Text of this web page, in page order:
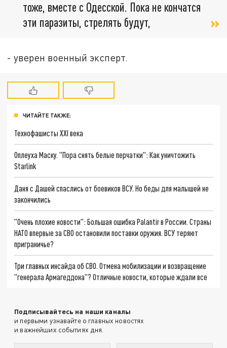
тоже, вместе с Одесской. Пока не кончатся
эти паразиты, стрелять будут,
- уверен военный эксперт.
ЧИТАЙТЕ ТАКЖЕ:
Технофашисты XXI века
Оплеуха Маску. "Пора снять белые перчатки": Как уничтожить
Starlink
Даня с Дашей спаслись от боевиков ВСУ. Но беды для малышей не
закончились
"Очень плохие новости": Большая ошибка Palantir в России. Страны
НАТО впервые за СВО остановили поставки оружия. ВСУ теряют
приграничье?
Три главных инсайда об СВО. Отмена мобилизации и возвращение
"генерала Армагеддона"? Отличные новости, которые ждали все
Подписывайтесь на наши каналы
и первыми узнавайте о главных новостях
и важнейших событиях дня.